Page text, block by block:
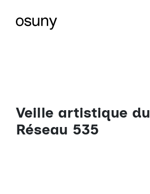
Veille artistique du
Réseau 535